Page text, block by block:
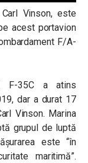
Vinson, este
acest portavion
F/A-
F-35C a atins
dar a durat 17
Vinson. Marina
grupul de luptă
este “în
maritimă”.